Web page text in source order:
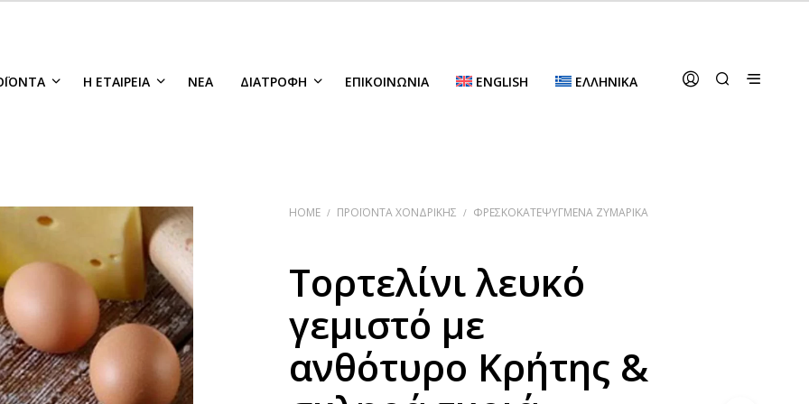
Η ΕΤΑΙΡΕΊΑ ΝΈΑ ΔΙΑΤΡΟΦΉ ΕΠΙΚΟΙΝΩΝΊΑ ENGLISH ΕΛΛΗΝΙΚΆ
HOME / ΠΡΟΪΌΝΤΑ ΧΟΝΔΡΙΚΉΣ / ΦΡΕΣΚΟΚΑΤΕΨΥΓΜΈΝΑ ΖΥΜΑΡΙΚΆ
Τορτελίνι λευκό
γεμιστό με
ανθότυρο Κρήτης &